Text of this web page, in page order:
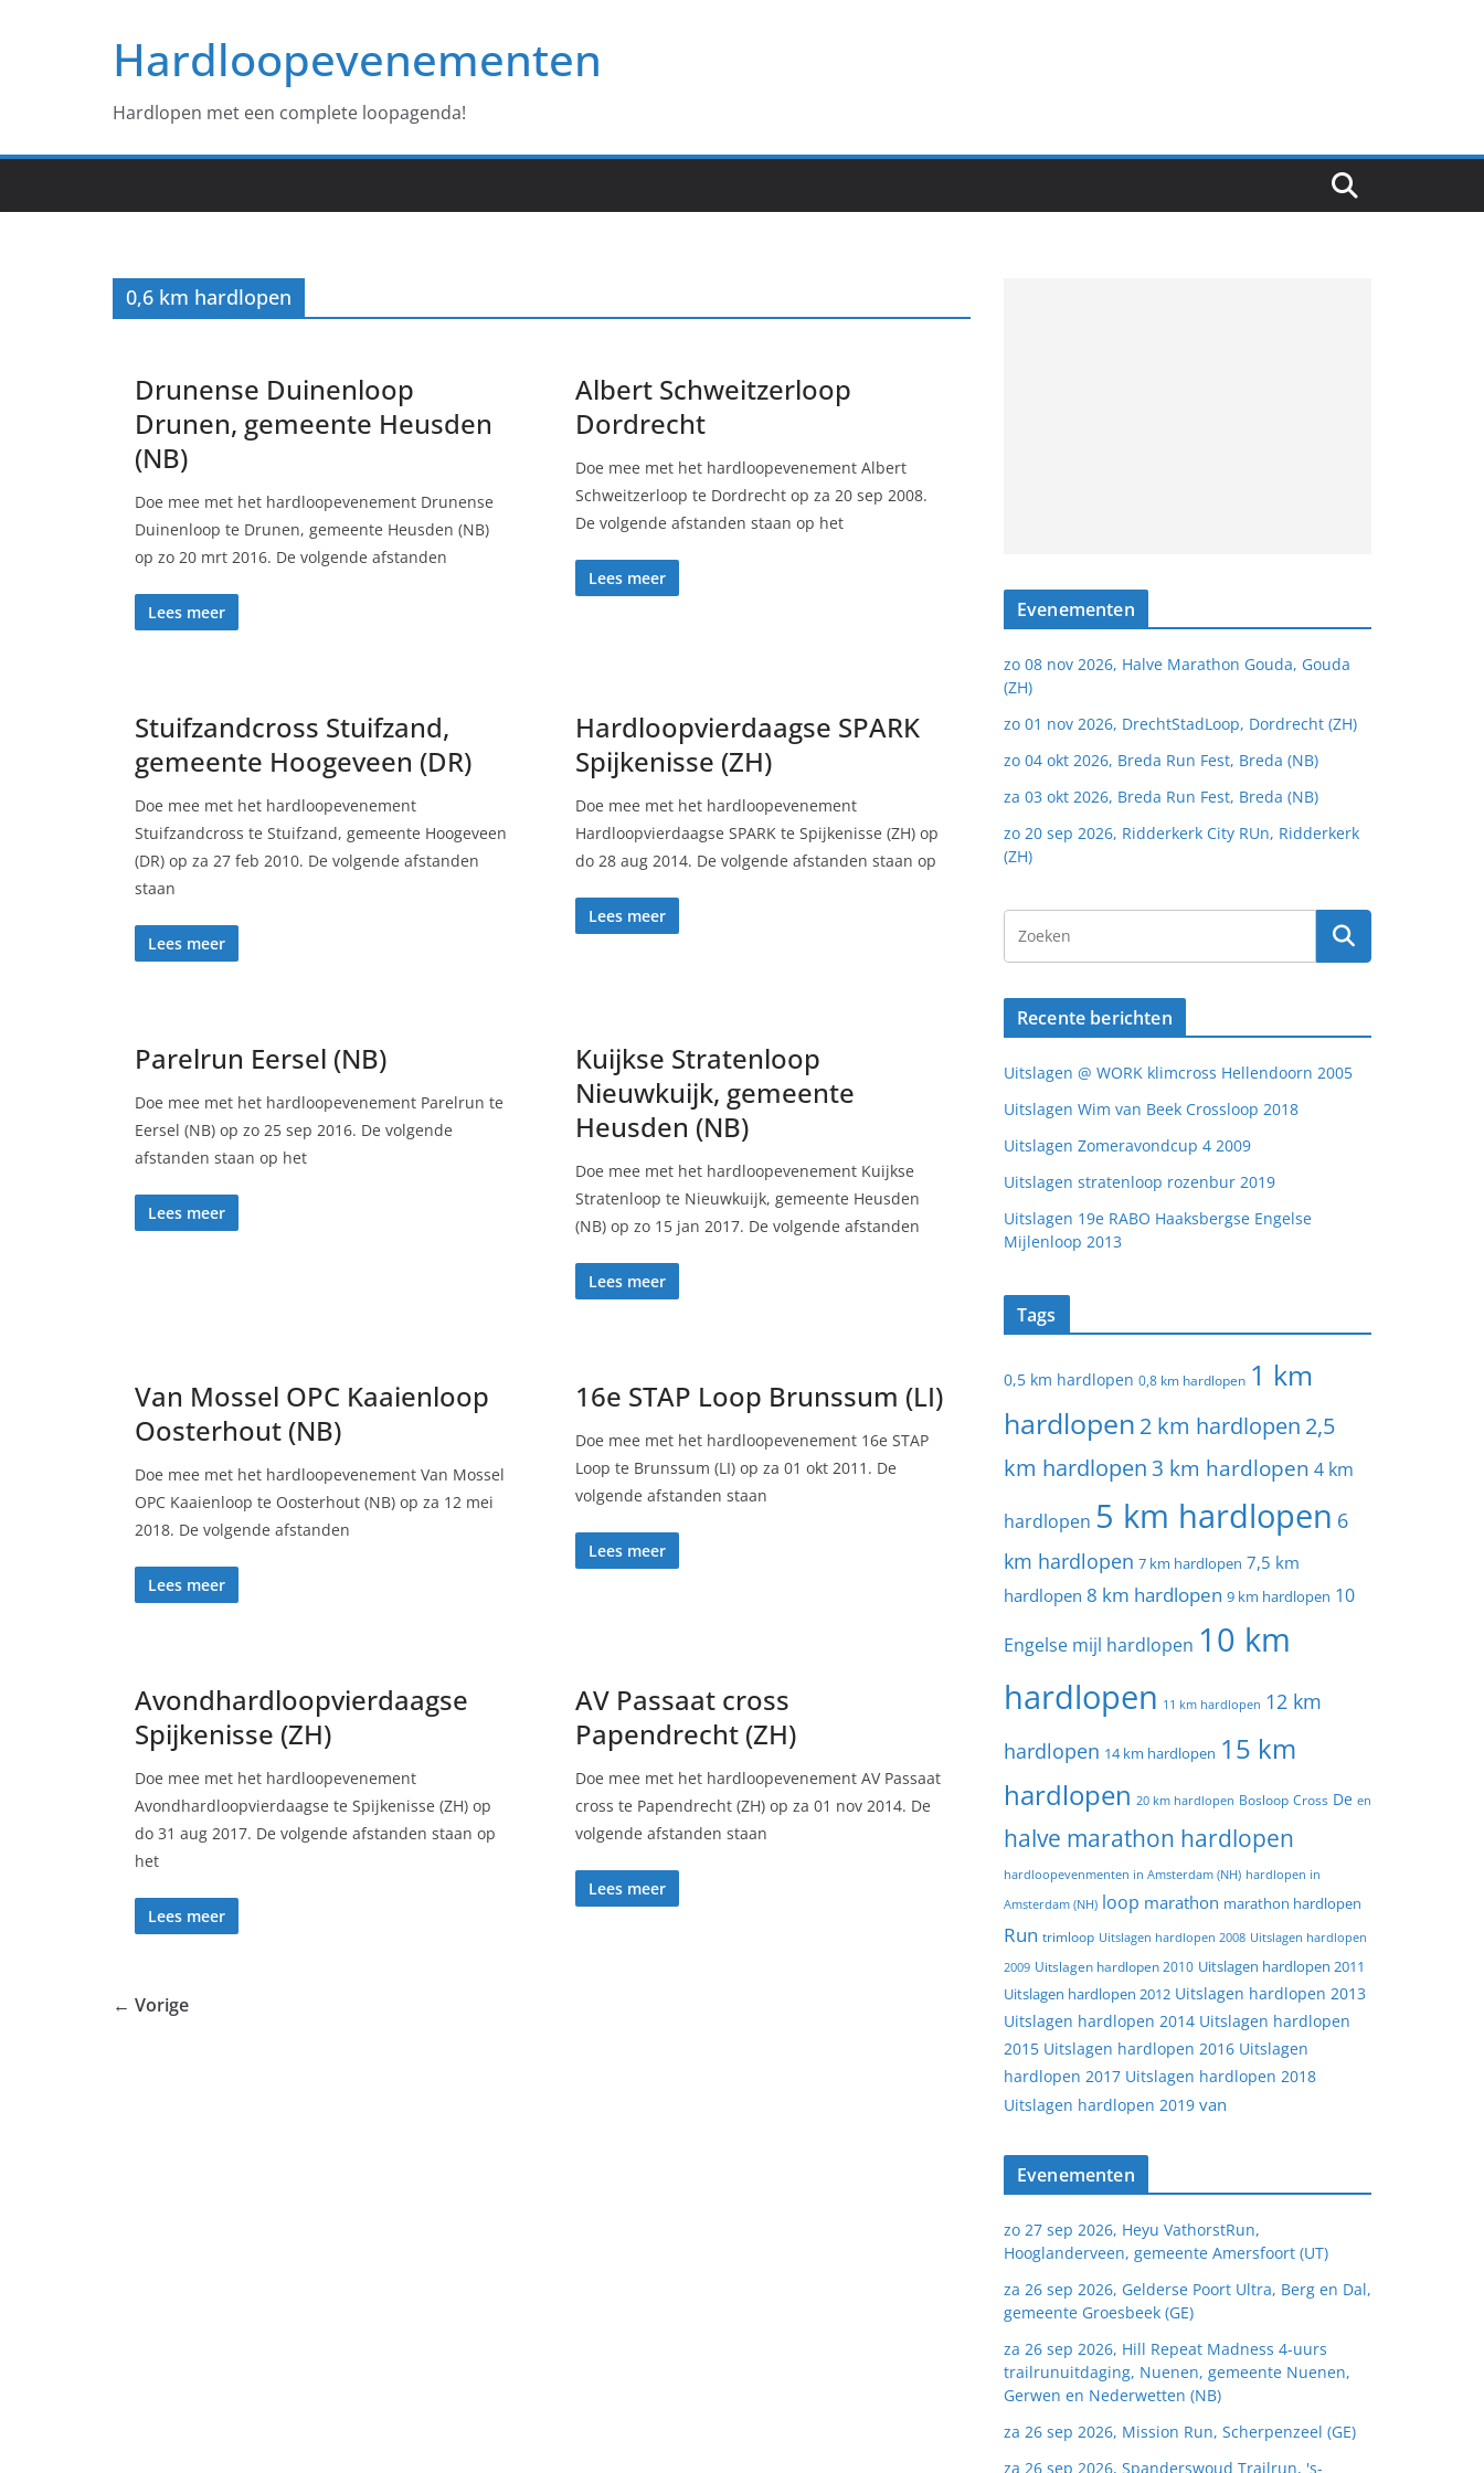
Hardloopevenementen
Hardlopen met een complete loopagenda!
0,6 km hardlopen
Drunense Duinenloop
Drunen, gemeente Heusden
(NB)
Doe mee met het hardloopevenement Drunense
Duinenloop te Drunen, gemeente Heusden (NB)
op zo 20 mrt 2016. De volgende afstanden
Lees meer
Albert Schweitzerloop
Dordrecht
Doe mee met het hardloopevenement Albert
Schweitzerloop te Dordrecht op za 20 sep 2008.
De volgende afstanden staan op het
Lees meer
Stuifzandcross Stuifzand,
gemeente Hoogeveen (DR)
Doe mee met het hardloopevenement
Stuifzandcross te Stuifzand, gemeente Hoogeveen
(DR) op za 27 feb 2010. De volgende afstanden
staan
Lees meer
Hardloopvierdaagse SPARK
Spijkenisse (ZH)
Doe mee met het hardloopevenement
Hardloopvierdaagse SPARK te Spijkenisse (ZH) op
do 28 aug 2014. De volgende afstanden staan op
Lees meer
Parelrun Eersel (NB)
Doe mee met het hardloopevenement Parelrun te
Eersel (NB) op zo 25 sep 2016. De volgende
afstanden staan op het
Lees meer
Kuijkse Stratenloop
Nieuwkuijk, gemeente
Heusden (NB)
Doe mee met het hardloopevenement Kuijkse
Stratenloop te Nieuwkuijk, gemeente Heusden
(NB) op zo 15 jan 2017. De volgende afstanden
Lees meer
Van Mossel OPC Kaaienloop
Oosterhout (NB)
Doe mee met het hardloopevenement Van Mossel
OPC Kaaienloop te Oosterhout (NB) op za 12 mei
2018. De volgende afstanden
Lees meer
16e STAP Loop Brunssum (LI)
Doe mee met het hardloopevenement 16e STAP
Loop te Brunssum (LI) op za 01 okt 2011. De
volgende afstanden staan
Lees meer
Avondhardloopvierdaagse
Spijkenisse (ZH)
Doe mee met het hardloopevenement
Avondhardloopvierdaagse te Spijkenisse (ZH) op
do 31 aug 2017. De volgende afstanden staan op
het
Lees meer
AV Passaat cross
Papendrecht (ZH)
Doe mee met het hardloopevenement AV Passaat
cross te Papendrecht (ZH) op za 01 nov 2014. De
volgende afstanden staan
Lees meer
← Vorige
Evenementen
zo 08 nov 2026, Halve Marathon Gouda, Gouda
(ZH)
zo 01 nov 2026, DrechtStadLoop, Dordrecht (ZH)
zo 04 okt 2026, Breda Run Fest, Breda (NB)
za 03 okt 2026, Breda Run Fest, Breda (NB)
zo 20 sep 2026, Ridderkerk City RUn, Ridderkerk
(ZH)
Recente berichten
Uitslagen @ WORK klimcross Hellendoorn 2005
Uitslagen Wim van Beek Crossloop 2018
Uitslagen Zomeravondcup 4 2009
Uitslagen stratenloop rozenbur 2019
Uitslagen 19e RABO Haaksbergse Engelse
Mijlenloop 2013
Tags
0,5 km hardlopen 0,8 km hardlopen 1 km
hardlopen 2 km hardlopen 2,5
km hardlopen 3 km hardlopen 4 km
hardlopen 5 km hardlopen 6
km hardlopen 7 km hardlopen 7,5 km
hardlopen 8 km hardlopen 9 km hardlopen 10
Engelse mijl hardlopen 10 km
hardlopen 11 km hardlopen 12 km
hardlopen 14 km hardlopen 15 km
hardlopen 20 km hardlopen Bosloop Cross De en
halve marathon hardlopen
hardloopevenmenten in Amsterdam (NH) hardlopen in
Amsterdam (NH) loop marathon marathon hardlopen
Run trimloop Uitslagen hardlopen 2008 Uitslagen hardlopen
2009 Uitslagen hardlopen 2010 Uitslagen hardlopen 2011
Uitslagen hardlopen 2012 Uitslagen hardlopen 2013
Uitslagen hardlopen 2014 Uitslagen hardlopen
2015 Uitslagen hardlopen 2016 Uitslagen
hardlopen 2017 Uitslagen hardlopen 2018
Uitslagen hardlopen 2019 van
Evenementen
zo 27 sep 2026, Heyu VathorstRun,
Hooglanderveen, gemeente Amersfoort (UT)
za 26 sep 2026, Gelderse Poort Ultra, Berg en Dal,
gemeente Groesbeek (GE)
za 26 sep 2026, Hill Repeat Madness 4-uurs
trailrunuitdaging, Nuenen, gemeente Nuenen,
Gerwen en Nederwetten (NB)
za 26 sep 2026, Mission Run, Scherpenzeel (GE)
za 26 sep 2026, Spanderswoud Trailrun, 's-